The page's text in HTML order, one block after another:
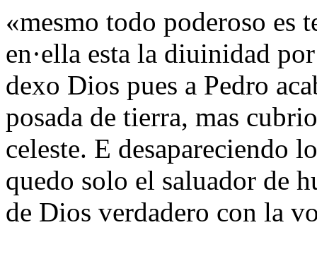
«mesmo todo poderoso es
en·ella esta la diuinidad
dexo Dios pues a Pedro
posada de tierra, mas
celeste. E desapareciendo
quedo solo el saluador de
de Dios verdadero con la